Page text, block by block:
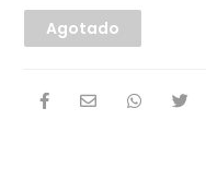
Agotado